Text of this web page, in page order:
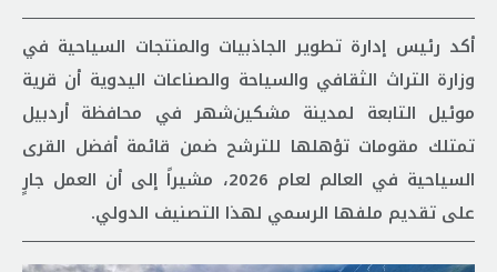
أكد رئيس إدارة تطوير الجاذبيات والمنتجات السياحية في
وزارة التراث الثقافي والسياحة والصناعات اليدوية أن قرية
موئیل التابعة لمدينة مشكين‌شهر في محافظة أردبيل
تمتلك مقومات تؤهلها للترشح ضمن قائمة أفضل القرى
السياحية في العالم لعام 2026، مشيراً إلى أن العمل جارٍ
على تقديم ملفها الرسمي لهذا التصنيف الدولي.